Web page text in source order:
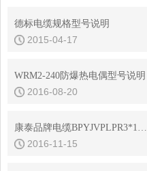
德标电缆规格型号说明
2015-04-17
WRM2-240防爆热电偶型号说明
2016-08-20
康泰品牌电缆BPYJVPLPR3*120+3*16变频电缆
2016-11-15